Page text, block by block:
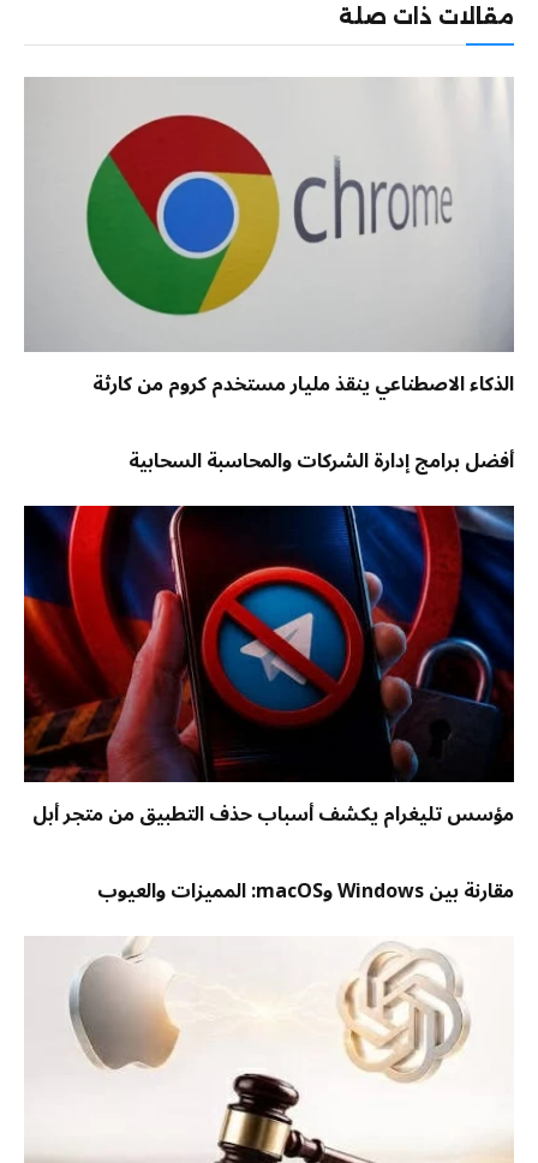
مقالات ذات صلة
الذكاء الاصطناعي ينقذ مليار مستخدم كروم من كارثة
أفضل برامج إدارة الشركات والمحاسبة السحابية
مؤسس تليغرام يكشف أسباب حذف التطبيق من متجر أبل
مقارنة بين Windows وmacOS: المميزات والعيوب